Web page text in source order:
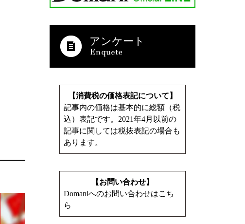
アンケート
【消費税の価格表記について】
記事内の価格は基本的に総額（税
込）表記です。2021年4月以前の
記事に関しては税抜表記の場合も
あります。
【お問い合わせ】
Domaniへのお問い合わせはこち
ら